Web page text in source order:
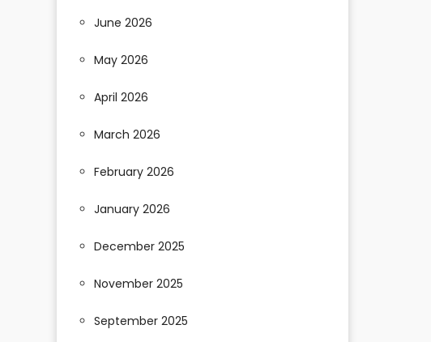
June 2026
May 2026
April 2026
March 2026
February 2026
January 2026
December 2025
November 2025
September 2025